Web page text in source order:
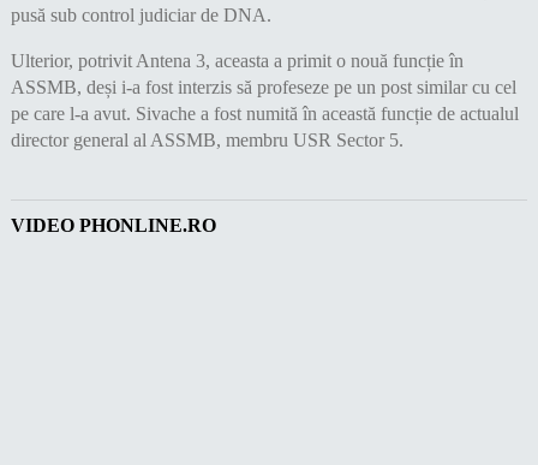
pusă sub control judiciar de DNA.
Ulterior, potrivit Antena 3, aceasta a primit o nouă funcție în
ASSMB, deși i-a fost interzis să profeseze pe un post similar cu cel
pe care l-a avut. Sivache a fost numită în această funcție de actualul
director general al ASSMB, membru USR Sector 5.
VIDEO PHONLINE.RO